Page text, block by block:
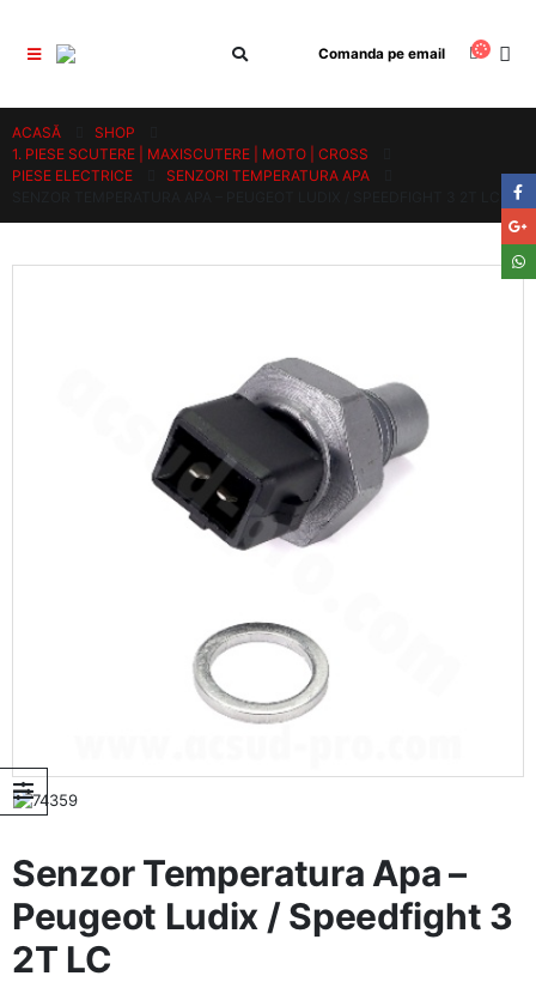
Comanda pe email
ACASĂ
SHOP
1. PIESE SCUTERE | MAXISCUTERE | MOTO | CROSS
PIESE ELECTRICE
SENZORI TEMPERATURA APA
Senzor Temperatura Apa –
Peugeot Ludix / Speedfight 3
2T LC